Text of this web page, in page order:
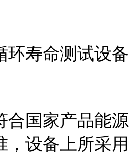
环寿命测试设备
合国家产品能源
，设备上所采用